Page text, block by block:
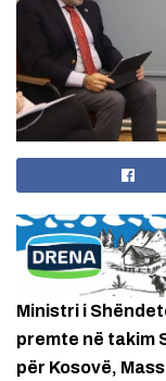
Ministri i
premte në takim
për Kosovë,